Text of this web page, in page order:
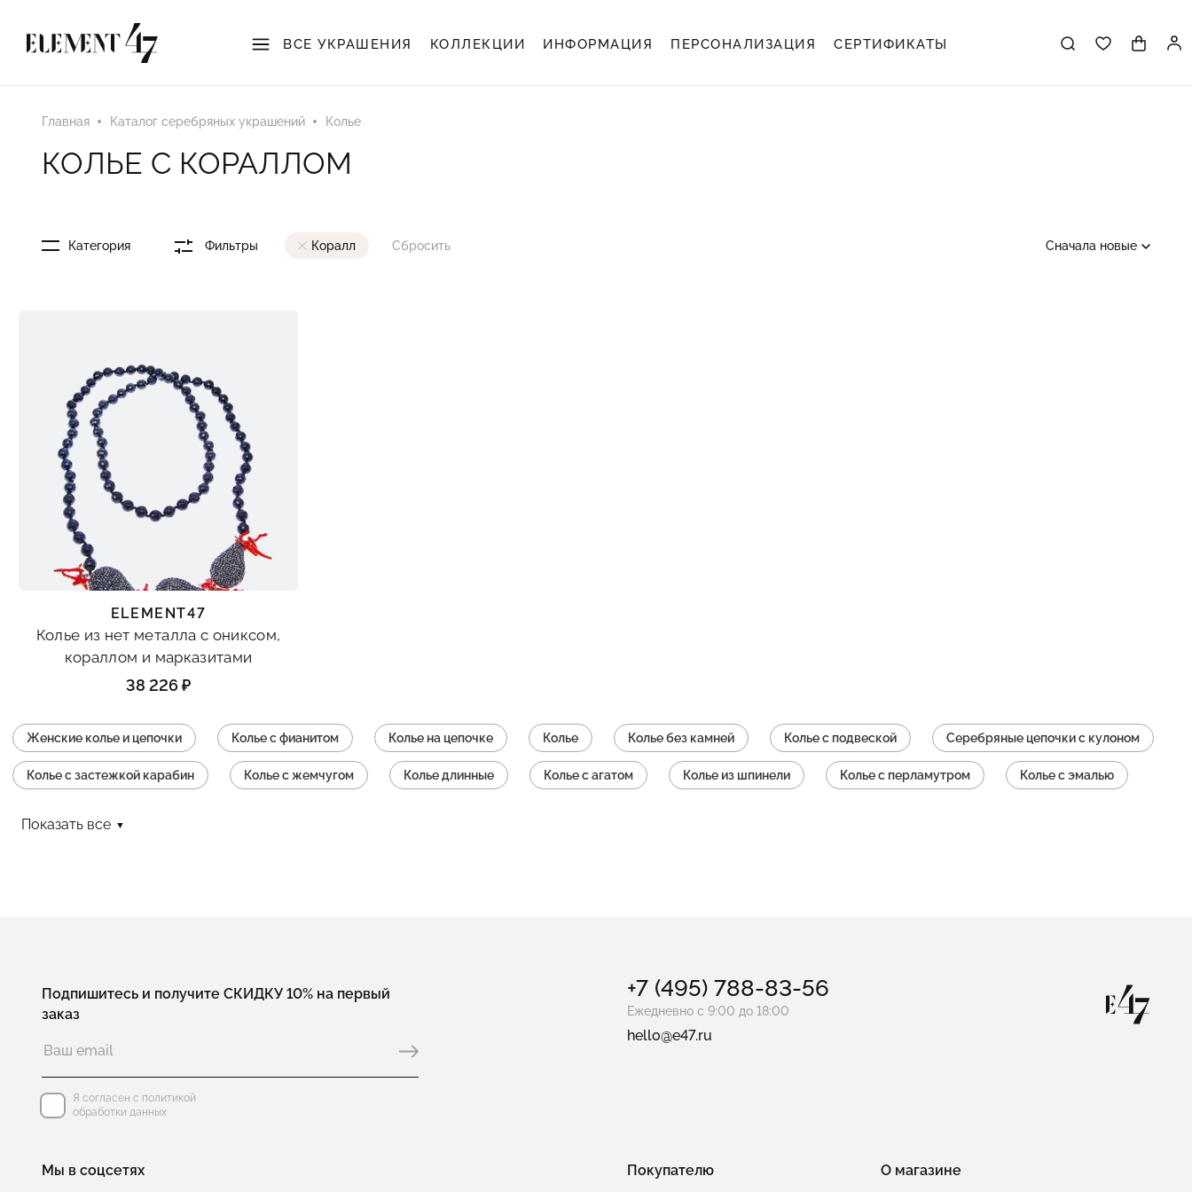
ВСЕ УКРАШЕНИЯ КОЛЛЕКЦИИ ИНФОРМАЦИЯ ПЕРСОНАЛИЗАЦИЯ СЕРТИФИКАТЫ
Главная Каталог серебряных украшений Колье
КОЛЬЕ С КОРАЛЛОМ
Категория Фильтры Коралл Сбросить Сначала новые
ELEMENT47
Колье из нет металла с ониксом,
кораллом и марказитами
38 226 ₽
Женские колье и цепочки Колье с фианитом Колье на цепочке Колье Колье без камней Колье с подвеской Серебряные цепочки с кулоном
Колье с застежкой карабин Колье с жемчугом Колье длинные Колье с агатом Колье из шпинели Колье с перламутром Колье с эмалью
Показать все
Подпишитесь и получите СКИДКУ 10% на первый
заказ
Я согласен с политикой
обработки данных
+7 (495) 788-83-56
Ежедневно с 9:00 до 18:00
hello@e47.ru
Мы в соцсетях Покупателю О магазине